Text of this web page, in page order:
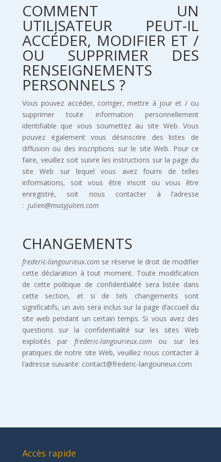
COMMENT UN
UTILISATEUR PEUT-IL
ACCÉDER, MODIFIER ET /
OU SUPPRIMER DES
RENSEIGNEMENTS
PERSONNELS ?
Vous pouvez accéder, corriger, mettre à jour et / ou
supprimer toute information personnellement
identifiable que vous soumettez au site Web. Vous
pouvez également vous désinscrire des listes de
diffusion ou des inscriptions sur le site Web. Pour ce
faire, veuillez soit suivre les instructions sur la page du
site Web sur lequel vous avez fourni de telles
informations, soit vous être inscrit ou vous être
enregistré, soit nous contacter à l’adresse
: julien@musyjulien.com
CHANGEMENTS
frederic-langourieux.com se réserve le droit de modifier
cette déclaration à tout moment. Toute modification
de cette politique de confidentialité sera listée dans
cette section, et si de tels changements sont
significatifs, un avis sera inclus sur la page d’accueil du
site web pendant un certain temps. Si vous avez des
questions sur la confidentialité sur les sites Web
exploités par frederic-langourieux.comou sur les
pratiques de notre site Web, veuillez nous contacter à
l’adresse suivante: contact@frederic-langourieux.com
Accès rapide